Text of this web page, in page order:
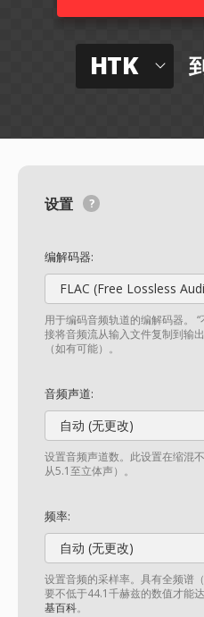
HTK
设置
编解码器:
FLAC (Free Lossless
用于编码音频轨道的编解码器。
接将音频流从输入文件复制到输
（如有可能）。
音频声道:
自动 (无更改)
设置音频声道数。此设置在缩混
从5.1至立体声）。
频率:
自动 (无更改)
设置音频的采样率。具有全频谱
要不低于44.1千赫兹的数值才能
基百科。